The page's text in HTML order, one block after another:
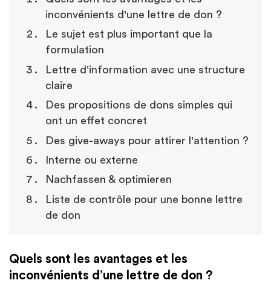
inconvénients d'une lettre de don ?
Le sujet est plus important que la
formulation
Lettre d'information avec une structure
claire
Des propositions de dons simples qui
ont un effet concret
Des give-aways pour attirer l'attention ?
Interne ou externe
Nachfassen & optimieren
Liste de contrôle pour une bonne lettre
de don
Quels sont les avantages et les
inconvénients d’une lettre de don ?